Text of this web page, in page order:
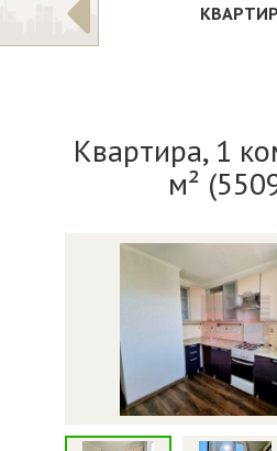
Квартира, 1
м²